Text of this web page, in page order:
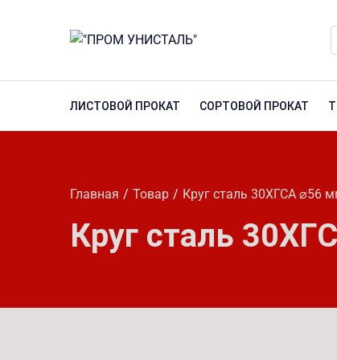
ЛИСТОВОЙ ПРОКАТ СОРТОВОЙ ПРОКАТ
Главная Товар Круг сталь 30ХГСА ⌀56
Круг сталь